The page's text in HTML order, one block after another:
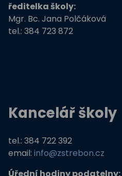
ředitelka školy:
Mgr. Bc. Jana Polčáková
tel.: 384 723 872
Kancelář školy
tel.: 384 722 392
email: info@zstrebon.cz